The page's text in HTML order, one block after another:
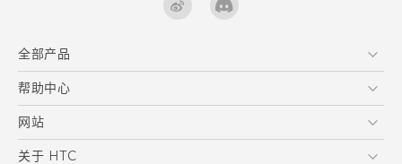
全部产品
区块链智能手机
VIVE
帮助中心
在线客服
支援与服务
网站
HTC Dev
关于 HTC